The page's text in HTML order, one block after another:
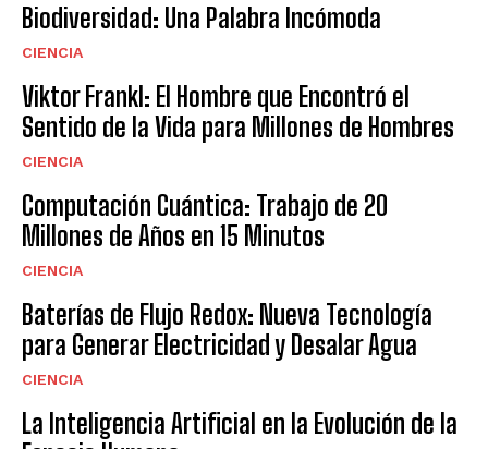
Biodiversidad: Una Palabra Incómoda
CIENCIA
Viktor Frankl: El Hombre que Encontró el
Sentido de la Vida para Millones de Hombres
CIENCIA
Computación Cuántica: Trabajo de 20
Millones de Años en 15 Minutos
CIENCIA
Baterías de Flujo Redox: Nueva Tecnología
para Generar Electricidad y Desalar Agua
CIENCIA
La Inteligencia Artificial en la Evolución de la